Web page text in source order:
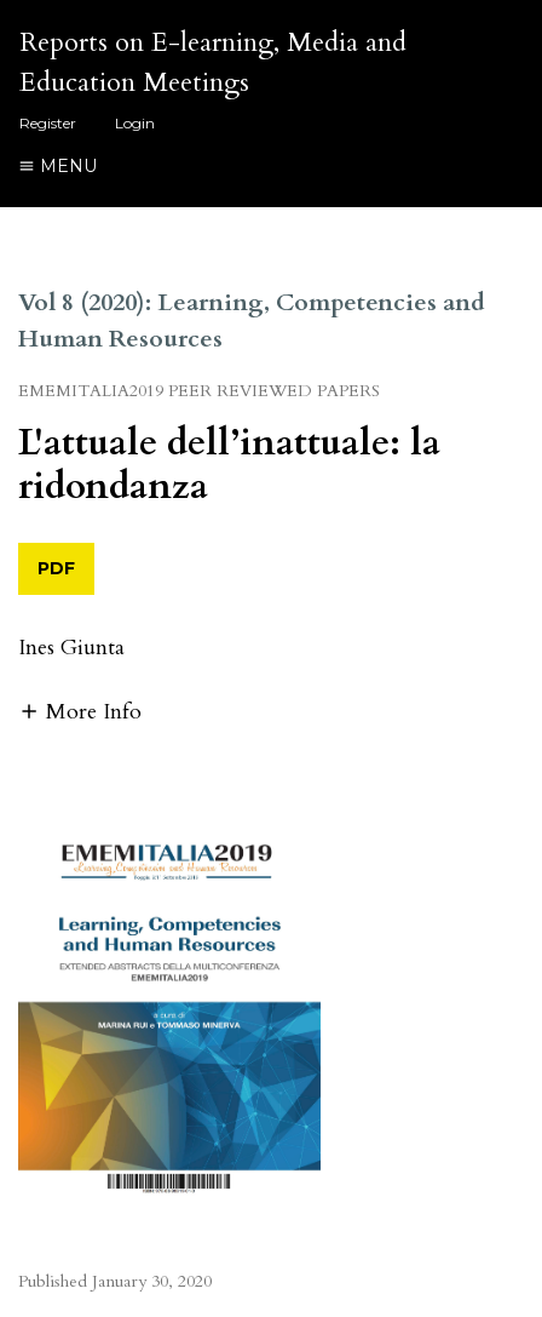
Reports on E-learning, Media and
Education Meetings
Register Login
MENU
Vol 8 (2020): Learning, Competencies and
Human Resources
EMEMITALIA2019 PEER REVIEWED PAPERS
L'attuale dell’inattuale: la
ridondanza
PDF
Ines Giunta
More Info
Published January 30, 2020